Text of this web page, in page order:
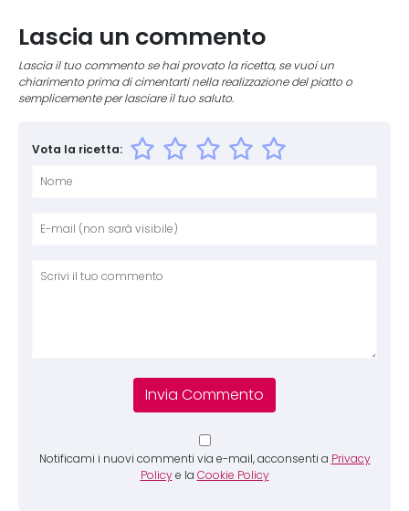
Lascia un commento
Lascia il tuo commento se hai provato la ricetta, se vuoi un
chiarimento prima di cimentarti nella realizzazione del piatto o
semplicemente per lasciare il tuo saluto.
Vota la ricetta:
Notificami i nuovi commenti via e-mail, acconsenti a Privacy
Policy e la Cookie Policy